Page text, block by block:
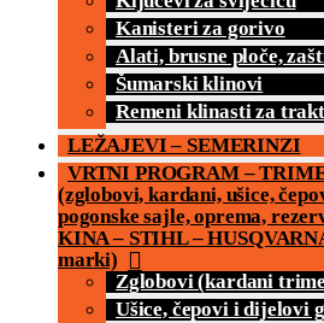
Kanisteri za gorivo
Alati, brusne ploče,
Šumarski klinovi
Remeni klinasti za
LEŽAJEVI – SEMERINZI
VRTNI PROGRAM –
(zglobovi, kardani, ušice,
pogonske sajle, oprema,
KINA – STIHL –
marki)
Zglobovi (kardani
Ušice, čepovi i dijelovi